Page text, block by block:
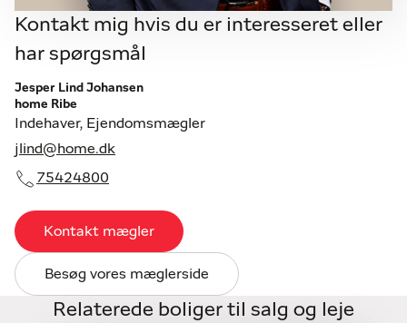
Kontakt mig hvis du er interesseret eller
har spørgsmål
Jesper Lind Johansen
home Ribe
Indehaver, Ejendomsmægler
jlind@home.dk
75424800
Kontakt mægler
Besøg vores mæglerside
Relaterede boliger til salg og leje